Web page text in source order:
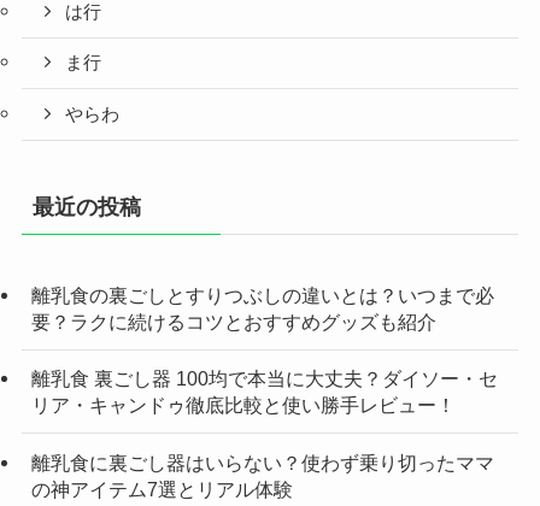
は行
ま行
やらわ
最近の投稿
離乳食の裏ごしとすりつぶしの違いとは？いつまで必
要？ラクに続けるコツとおすすめグッズも紹介
離乳食 裏ごし器 100均で本当に大丈夫？ダイソー・セ
リア・キャンドゥ徹底比較と使い勝手レビュー！
離乳食に裏ごし器はいらない？使わず乗り切ったママ
の神アイテム7選とリアル体験